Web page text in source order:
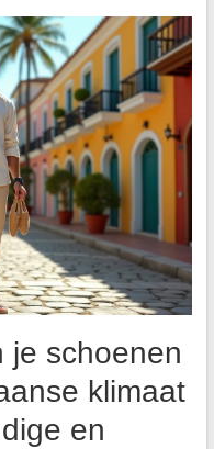
je schoenen
klimaat
en